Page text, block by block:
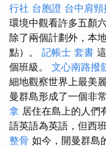
行社 台胞證 台中肩
環境中觀看許多五顏
除了兩個計劃外，本
點）。 記帳士 套書
個班級。 文心南路撥
細地觀察世界上最美
曼群島形成了一個非
拿 居住在島上的人們
語英語為英語，但西
整骨 如今，開曼群島